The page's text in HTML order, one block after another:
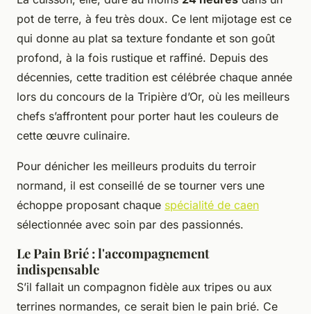
pot de terre, à feu très doux. Ce lent mijotage est ce
qui donne au plat sa texture fondante et son goût
profond, à la fois rustique et raffiné. Depuis des
décennies, cette tradition est célébrée chaque année
lors du concours de la Tripière d’Or, où les meilleurs
chefs s’affrontent pour porter haut les couleurs de
cette œuvre culinaire.
Pour dénicher les meilleurs produits du terroir
normand, il est conseillé de se tourner vers une
échoppe proposant chaque spécialité de caen
sélectionnée avec soin par des passionnés.
Le Pain Brié : l'accompagnement
indispensable
S’il fallait un compagnon fidèle aux tripes ou aux
terrines normandes, ce serait bien le pain brié. Ce